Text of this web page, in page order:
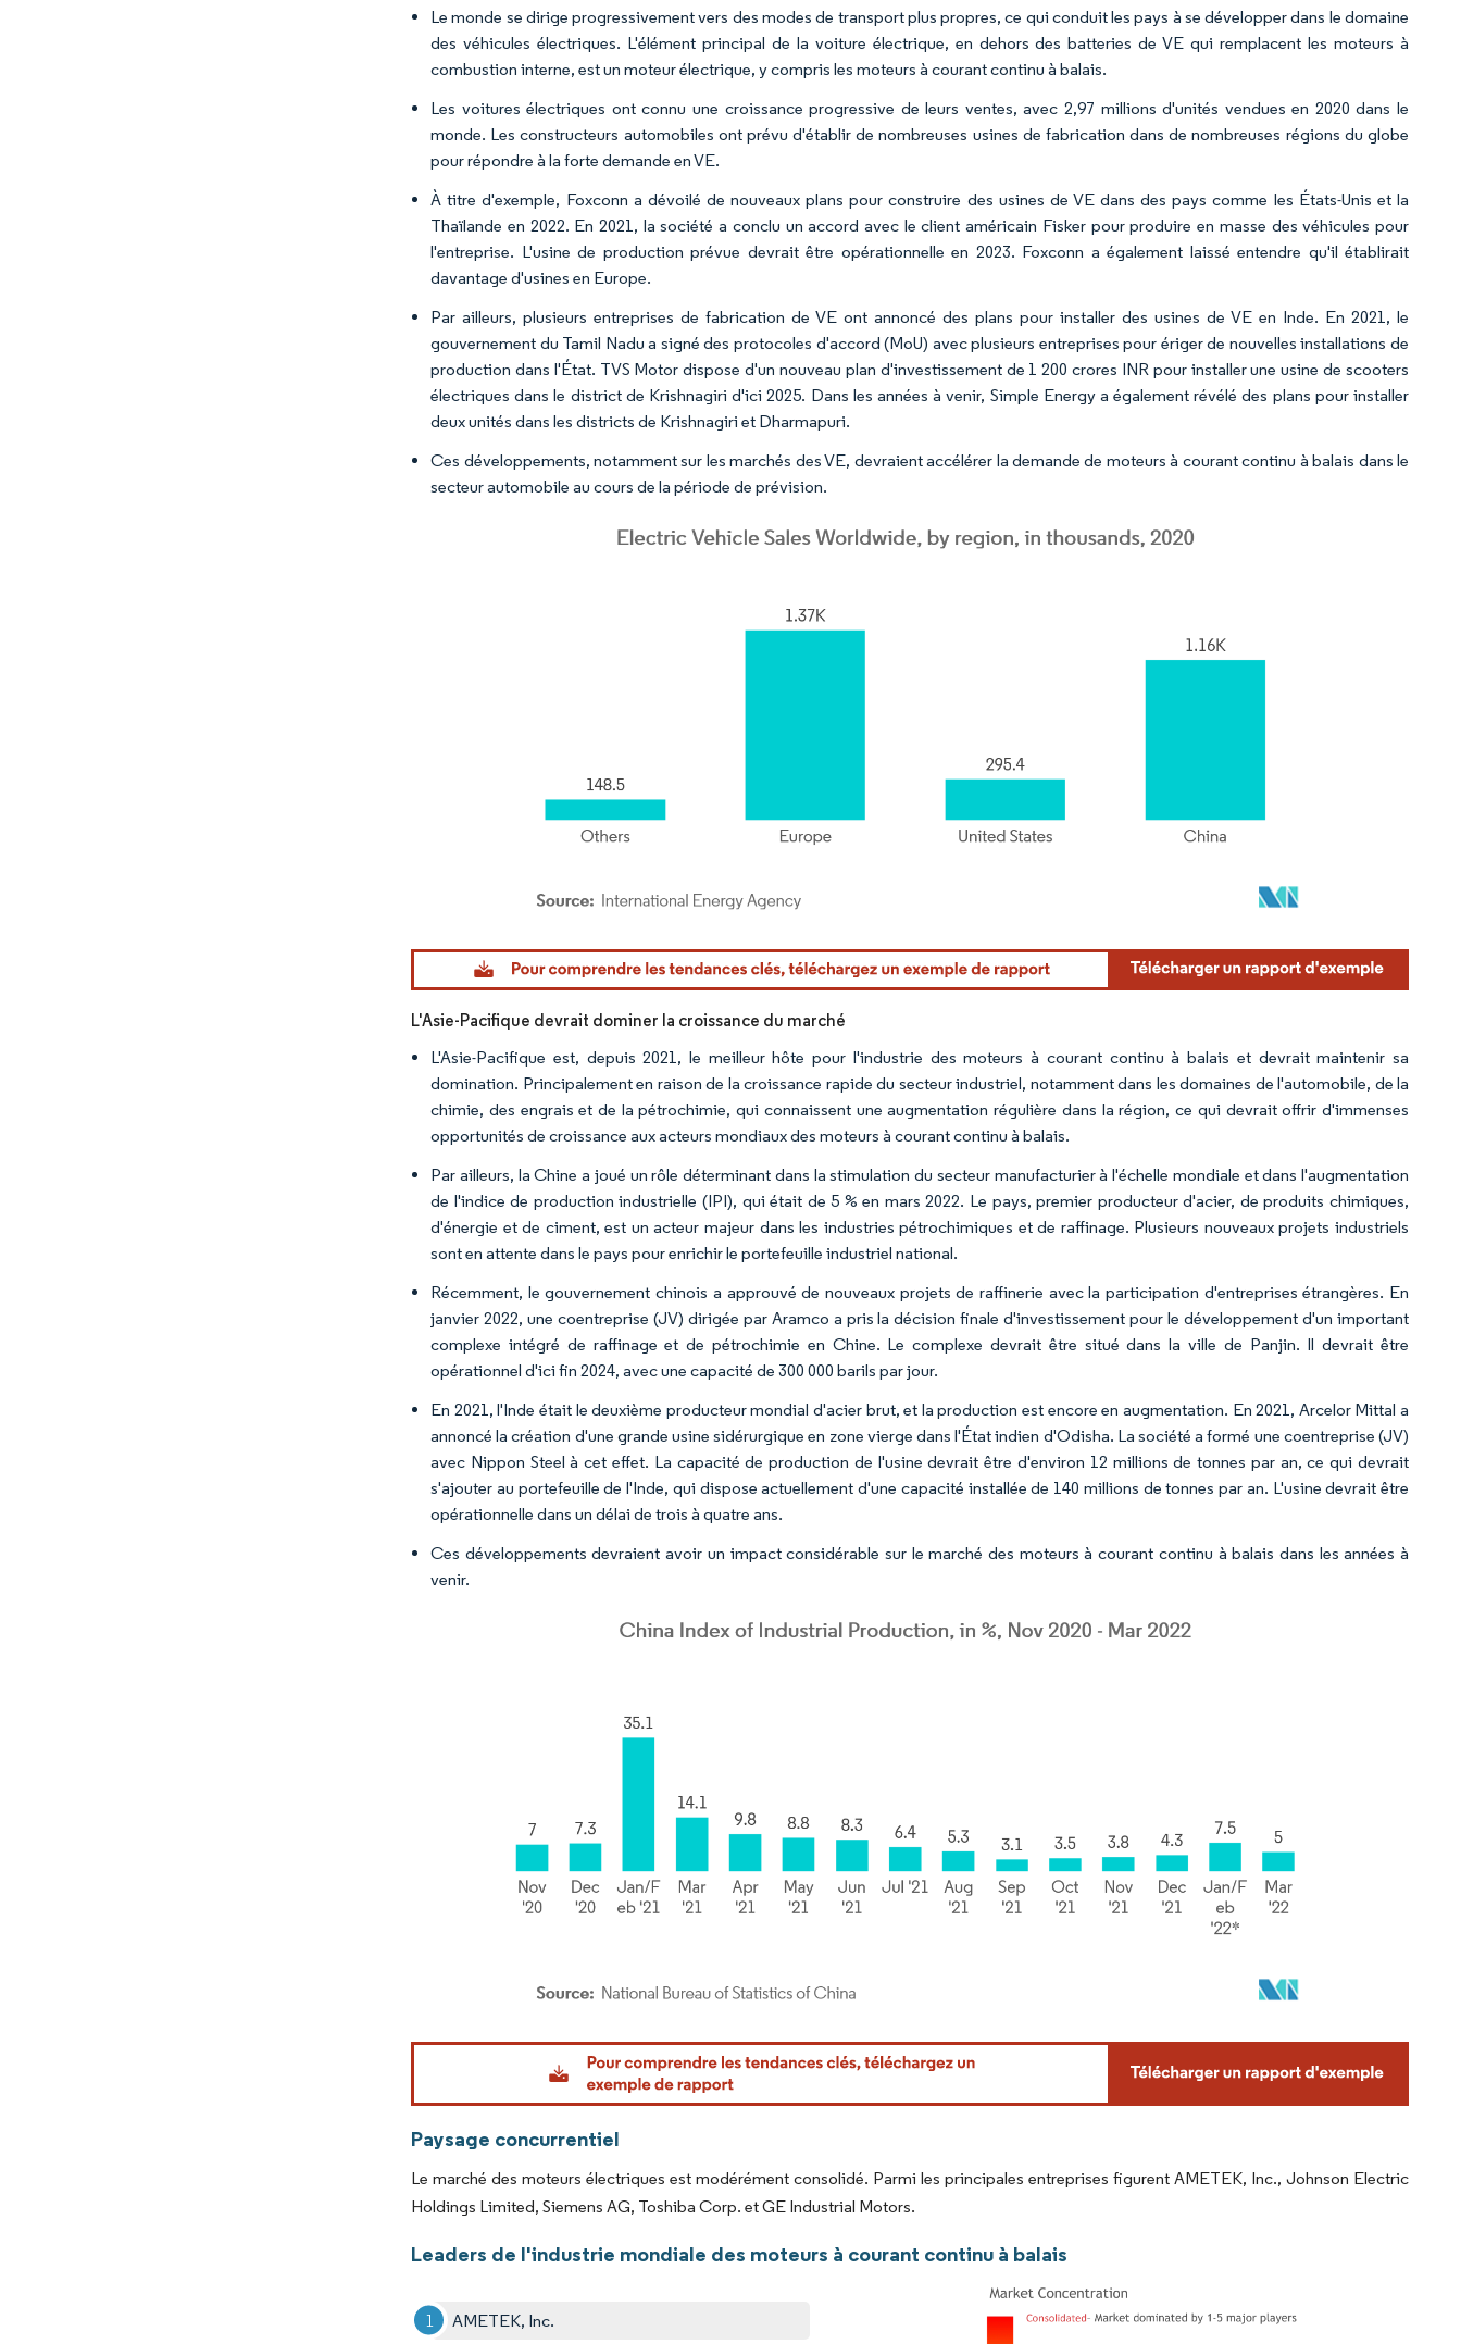
Le monde se dirige progressivement vers des modes de transport plus propres, ce qui conduit les pays à se développer dans le domaine
des véhicules électriques. L'élément principal de la voiture électrique, en dehors des batteries de VE qui remplacent les moteurs à
combustion interne, est un moteur électrique, y compris les moteurs à courant continu à balais.
Les voitures électriques ont connu une croissance progressive de leurs ventes, avec 2,97 millions d'unités vendues en 2020 dans le
monde. Les constructeurs automobiles ont prévu d'établir de nombreuses usines de fabrication dans de nombreuses régions du globe
pour répondre à la forte demande en VE.
À titre d'exemple, Foxconn a dévoilé de nouveaux plans pour construire des usines de VE dans des pays comme les États-Unis et la
Thaïlande en 2022. En 2021, la société a conclu un accord avec le client américain Fisker pour produire en masse des véhicules pour
l'entreprise. L'usine de production prévue devrait être opérationnelle en 2023. Foxconn a également laissé entendre qu'il établirait
davantage d'usines en Europe.
Par ailleurs, plusieurs entreprises de fabrication de VE ont annoncé des plans pour installer des usines de VE en Inde. En 2021, le
gouvernement du Tamil Nadu a signé des protocoles d'accord (MoU) avec plusieurs entreprises pour ériger de nouvelles installations de
production dans l'État. TVS Motor dispose d'un nouveau plan d'investissement de 1 200 crores INR pour installer une usine de scooters
électriques dans le district de Krishnagiri d'ici 2025. Dans les années à venir, Simple Energy a également révélé des plans pour installer
deux unités dans les districts de Krishnagiri et Dharmapuri.
Ces développements, notamment sur les marchés des VE, devraient accélérer la demande de moteurs à courant continu à balais dans le
secteur automobile au cours de la période de prévision.
Image © Mordor Intelligence. La réutilisation nécessite une attribution sous CC BY 4.0.
L'Asie-Pacifique devrait dominer la croissance du marché
L'Asie-Pacifique est, depuis 2021, le meilleur hôte pour l'industrie des moteurs à courant continu à balais et devrait maintenir sa
domination. Principalement en raison de la croissance rapide du secteur industriel, notamment dans les domaines de l'automobile, de la
chimie, des engrais et de la pétrochimie, qui connaissent une augmentation régulière dans la région, ce qui devrait offrir d'immenses
opportunités de croissance aux acteurs mondiaux des moteurs à courant continu à balais.
Par ailleurs, la Chine a joué un rôle déterminant dans la stimulation du secteur manufacturier à l'échelle mondiale et dans l'augmentation
de l'indice de production industrielle (IPI), qui était de 5 % en mars 2022. Le pays, premier producteur d'acier, de produits chimiques,
d'énergie et de ciment, est un acteur majeur dans les industries pétrochimiques et de raffinage. Plusieurs nouveaux projets industriels
sont en attente dans le pays pour enrichir le portefeuille industriel national.
Récemment, le gouvernement chinois a approuvé de nouveaux projets de raffinerie avec la participation d'entreprises étrangères. En
janvier 2022, une coentreprise (JV) dirigée par Aramco a pris la décision finale d'investissement pour le développement d'un important
complexe intégré de raffinage et de pétrochimie en Chine. Le complexe devrait être situé dans la ville de Panjin. Il devrait être
opérationnel d'ici fin 2024, avec une capacité de 300 000 barils par jour.
En 2021, l'Inde était le deuxième producteur mondial d'acier brut, et la production est encore en augmentation. En 2021, Arcelor Mittal a
annoncé la création d'une grande usine sidérurgique en zone vierge dans l'État indien d'Odisha. La société a formé une coentreprise (JV)
avec Nippon Steel à cet effet. La capacité de production de l'usine devrait être d'environ 12 millions de tonnes par an, ce qui devrait
s'ajouter au portefeuille de l'Inde, qui dispose actuellement d'une capacité installée de 140 millions de tonnes par an. L'usine devrait être
opérationnelle dans un délai de trois à quatre ans.
Ces développements devraient avoir un impact considérable sur le marché des moteurs à courant continu à balais dans les années à
venir.
Image © Mordor Intelligence. La réutilisation nécessite une attribution sous CC BY 4.0.
Paysage concurrentiel
Le marché des moteurs électriques est modérément consolidé. Parmi les principales entreprises figurent AMETEK, Inc., Johnson Electric
Holdings Limited, Siemens AG, Toshiba Corp. et GE Industrial Motors.
Leaders de l'industrie mondiale des moteurs à courant continu à balais
AMETEK, Inc.